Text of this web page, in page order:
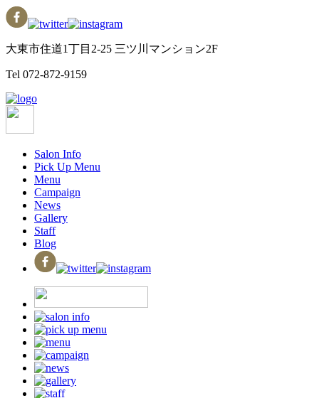
大東市住道1丁目2-25 三ツ川マンション2F
Tel 072-872-9159
Salon Info
Pick Up Menu
Menu
Campaign
News
Gallery
Staff
Blog